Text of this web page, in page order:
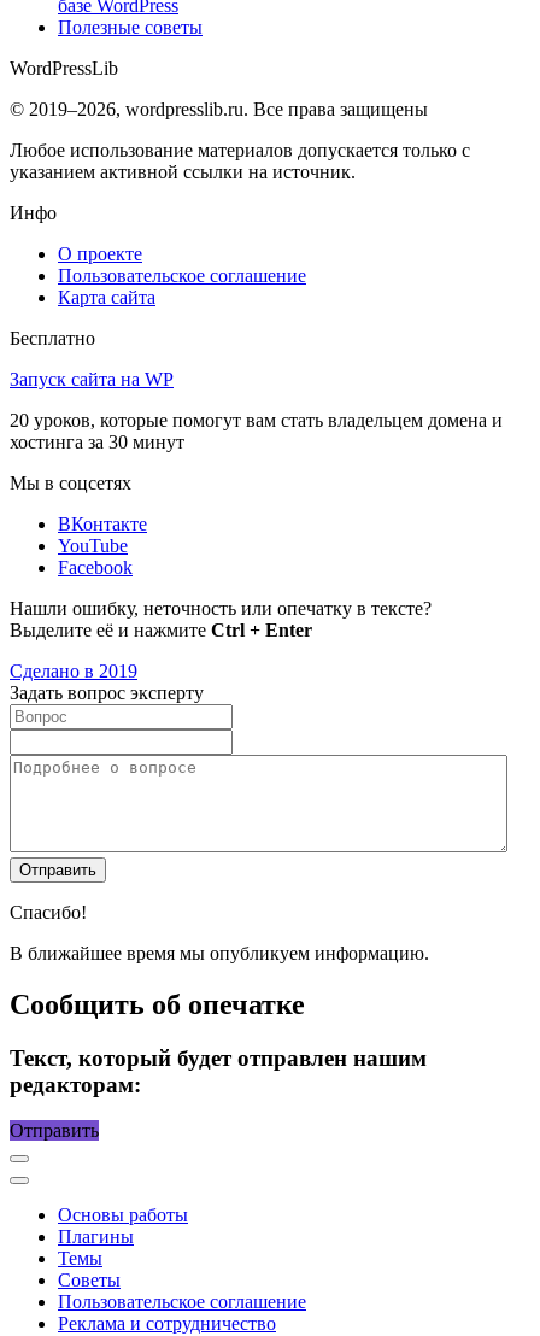
базе WordPress
Полезные советы
WordPressLib
© 2019–2026, wordpresslib.ru. Все права защищены
Любое использование материалов допускается только с
указанием активной ссылки на источник.
Инфо
О проекте
Пользовательское соглашение
Карта сайта
Бесплатно
Запуск сайта на WP
20 уроков, которые помогут вам стать владельцем домена и
хостинга за 30 минут
Мы в соцсетях
ВКонтакте
YouTube
Facebook
Нашли ошибку, неточность или опечатку в тексте?
Выделите её и нажмите Ctrl + Enter
Сделано в 2019
Задать вопрос эксперту
Спасибо!
В ближайшее время мы опубликуем информацию.
Сообщить об опечатке
Текст, который будет отправлен нашим
редакторам:
Отправить
Основы работы
Плагины
Темы
Советы
Пользовательское соглашение
Реклама и сотрудничество